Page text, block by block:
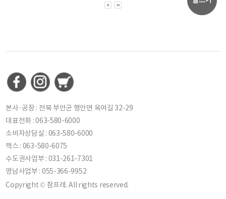
본사·공장 : 전북 부안군 행안면 옥여길 32-29
대표전화 : 063-580-6000
소비자상담실 : 063-580-6000
팩스 : 063-580-6075
수도권사업부 : 031-261-7301
영남사업부 : 055-366-9952
Copyright © 참프레. All rights reserved.